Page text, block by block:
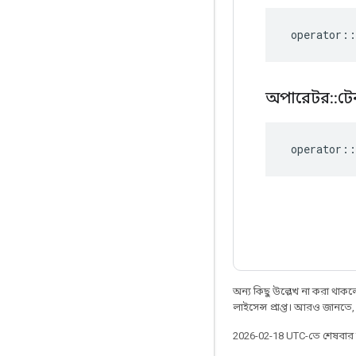
operator ::
অপারেটর::
operator ::
অন্য কিছু উল্লেখ না করা
লাইসেন্স প্রাপ্ত। আরও জানতে,
2026-02-18 UTC-তে